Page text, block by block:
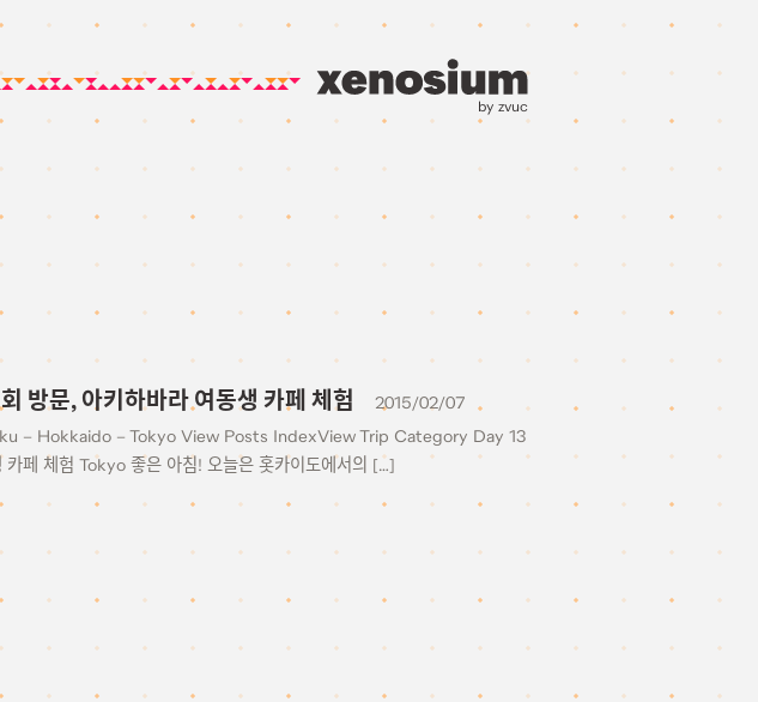
by zvuc
방문, 아키하바라 여동생 카페 체험
2015/02/07
– Hokkaido – Tokyo View Posts IndexView Trip Category Day 13
페 체험 Tokyo 좋은 아침! 오늘은 홋카이도에서의 […]